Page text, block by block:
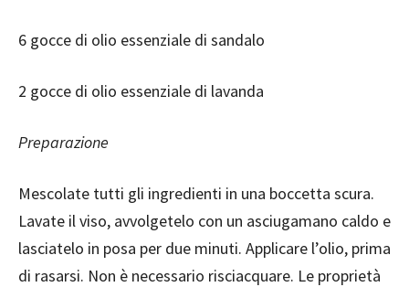
6 gocce di olio essenziale di sandalo
2 gocce di olio essenziale di lavanda
Preparazione
Mescolate tutti gli ingredienti in una boccetta scura.
Lavate il viso, avvolgetelo con un asciugamano caldo e
lasciatelo in posa per due minuti. Applicare l’olio, prima
di rasarsi. Non è necessario risciacquare. Le proprietà